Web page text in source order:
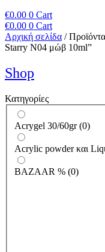
€0.00 0 Cart
€0.00 0 Cart
Αρχική σελίδα /
Starry N04 μώβ 10ml”
Shop
Κατηγορίες
Acrygel 30/60gr (0)
Acrylic powder και
BAZAAR % (0)